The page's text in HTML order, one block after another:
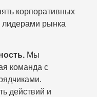
корпоративных
лидерами рынка
Мы
команда с
действий и